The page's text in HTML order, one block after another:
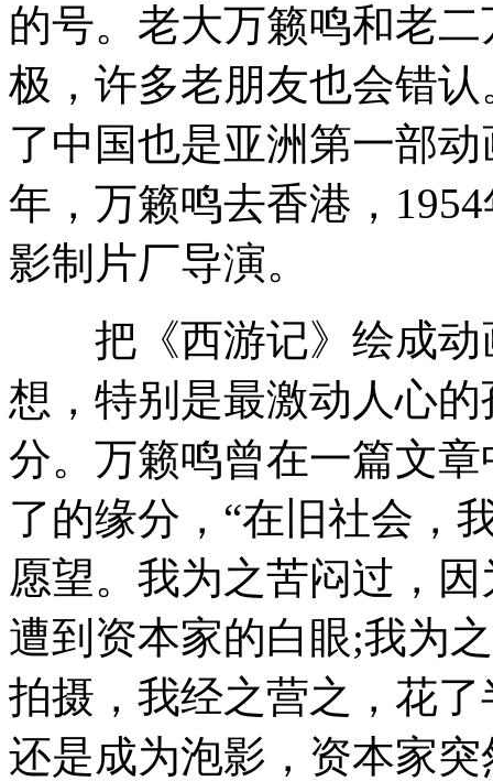
的号。老大万籁鸣和老
极，许多老朋友也会错认
了中国也是亚洲第一部
年，万籁鸣去香港，
影制片厂导演。
把《西游记》绘成动
想，特别是最激动人心
分。万籁鸣曾在一篇文
了的缘分，“在旧社会，
愿望。我为之苦闷过，
遭到资本家的白眼;我为
拍摄，我经之营之，花
还是成为泡影，资本家